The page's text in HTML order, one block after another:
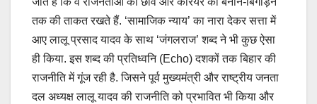
तक की ताकत रखते हैं. ‘सामाजिक न्याय’ का नारा देकर सत्ता में
आए लालू प्रसाद यादव के साथ ‘जंगलराज’ शब्द ने भी कुछ ऐसा
ही किया. इस शब्द की प्रतिध्वनि (Echo) दशकों तक बिहार की
राजनीति में गूंज रही है. जिसने पूर्व मुख्यमंत्री और राष्ट्रीय जनता
दल अध्यक्ष लालू यादव की राजनीति को प्रभावित भी किया और